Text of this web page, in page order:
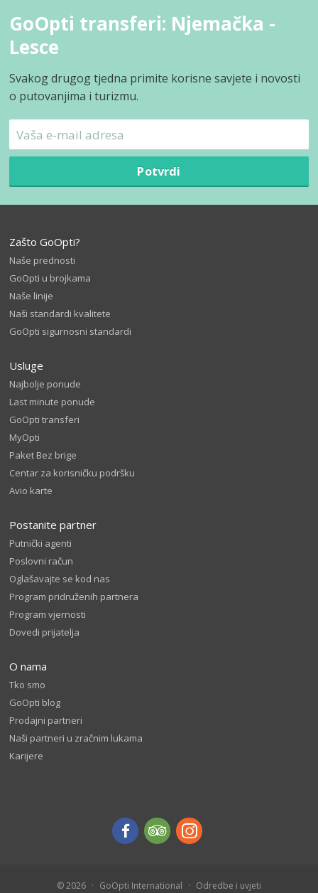
GoOpti transferi: Njemačka -
Lesce
Svakog drugog tjedna primite korisne savjete i novosti
o putovanjima i turizmu.
Potvrdi
Zašto GoOpti?
Naše prednosti
GoOpti u brojkama
Naše linije
Naši standardi kvalitete
GoOpti sigurnosni standardi
Usluge
Najbolje ponude
Last minute ponude
GoOpti transferi
MyOpti
Paket Bez brige
Centar za korisničku podršku
Avio karte
Postanite partner
Putnički agenti
Poslovni račun
Oglašavajte se kod nas
Program pridruženih partnera
Program vjernosti
Dovedi prijatelja
O nama
Tko smo
GoOpti blog
Prodajni partneri
Naši partneri u zračnim lukama
Karijere
© 2026 GoOpti International Odredbe i uvjeti